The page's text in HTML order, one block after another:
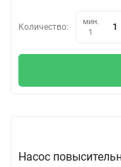
Количество:
мин.
1
Насос